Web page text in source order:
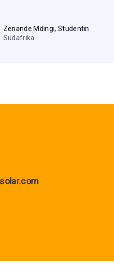
Zenande Mdingi, Studentin
Südafrika